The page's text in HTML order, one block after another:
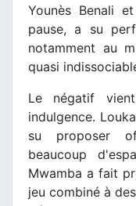
Younès Benali
pause, a su
notamment au
quasi
Le négatif
indulgence.
su proposer
beaucoup
Mwamba a fait
jeu combiné à